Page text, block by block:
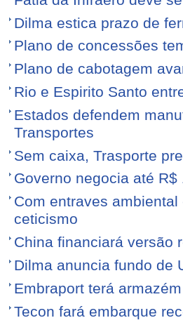
Dilma estica prazo de
Plano de concessões
Plano de cabotagem
Rio e Espirito Santo
Estados defendem
Transportes
Sem caixa, Trasporte
Governo negocia até
Com entraves
ceticismo
China financiará versão
Dilma anuncia fundo de
Embraport terá
Tecon fará embarque